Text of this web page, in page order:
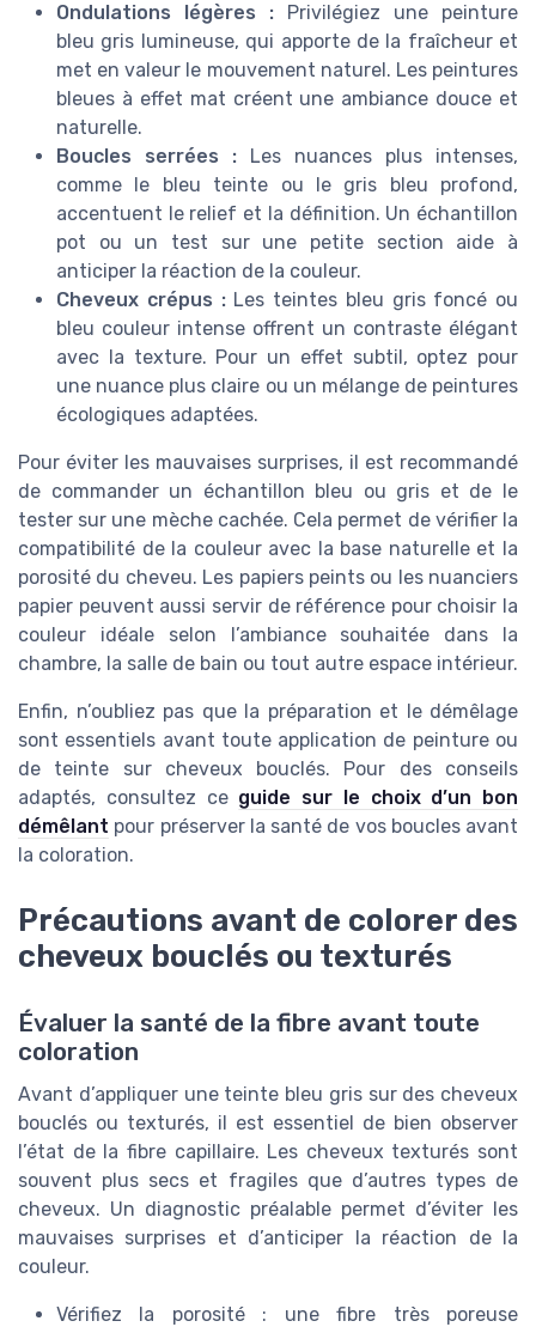
Ondulations légères : Privilégiez une peinture
bleu gris lumineuse, qui apporte de la fraîcheur et
met en valeur le mouvement naturel. Les peintures
bleues à effet mat créent une ambiance douce et
naturelle.
Boucles serrées : Les nuances plus intenses,
comme le bleu teinte ou le gris bleu profond,
accentuent le relief et la définition. Un échantillon
pot ou un test sur une petite section aide à
anticiper la réaction de la couleur.
Cheveux crépus :Les teintes bleu gris foncé ou
bleu couleur intense offrent un contraste élégant
avec la texture. Pour un effet subtil, optez pour
une nuance plus claire ou un mélange de peintures
écologiques adaptées.
Pour éviter les mauvaises surprises, il est recommandé
de commander un échantillon bleu ou gris et de le
tester sur une mèche cachée. Cela permet de vérifier la
compatibilité de la couleur avec la base naturelle et la
porosité du cheveu. Les papiers peints ou les nuanciers
papier peuvent aussi servir de référence pour choisir la
couleur idéale selon l’ambiance souhaitée dans la
chambre, la salle de bain ou tout autre espace intérieur.
Enfin, n’oubliez pas que la préparation et le démêlage
sont essentiels avant toute application de peinture ou
de teinte sur cheveux bouclés. Pour des conseils
adaptés, consultez ce guide sur le choix d’un bon
démêlant pour préserver la santé de vos boucles avant
la coloration.
Précautions avant de colorer des
cheveux bouclés ou texturés
Évaluer la santé de la fibre avant toute
coloration
Avant d’appliquer une teinte bleu gris sur des cheveux
bouclés ou texturés, il est essentiel de bien observer
l’état de la fibre capillaire. Les cheveux texturés sont
souvent plus secs et fragiles que d’autres types de
cheveux. Un diagnostic préalable permet d’éviter les
mauvaises surprises et d’anticiper la réaction de la
couleur.
Vérifiez la porosité : une fibre très poreuse